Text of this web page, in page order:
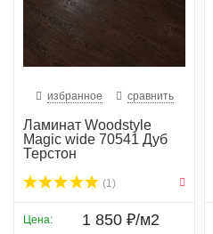
избранное сравнить
Ламинат Woodstyle
Magic wide 70541 Дуб
Терстон
(1)
Цена: 1 850 ₽/м2